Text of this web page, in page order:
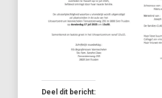
Deel dit bericht: